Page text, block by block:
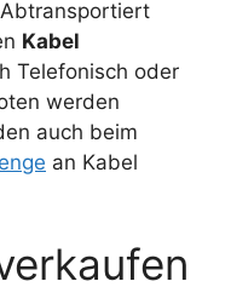
Kabel
Telefonisch oder
werden
auch beim
an Kabel